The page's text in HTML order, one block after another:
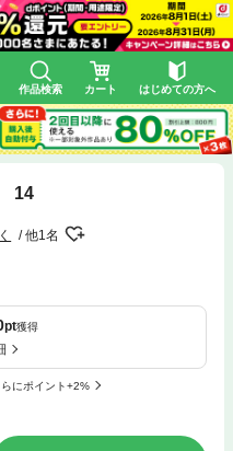
作品検索 カート はじめての方へ
14
他1名
pt獲得
にポイント+2%